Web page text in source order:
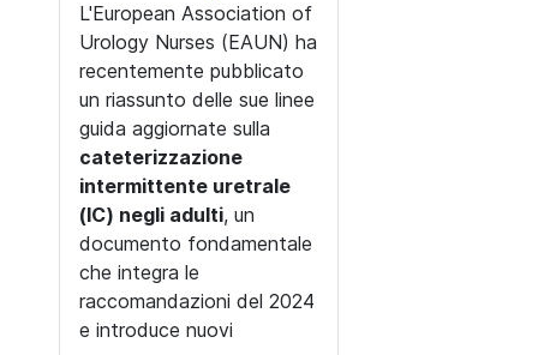
L'European Association of
Urology Nurses (EAUN) ha
recentemente pubblicato
un riassunto delle sue linee
guida aggiornate sulla
cateterizzazione
intermittente uretrale
(IC) negli adulti, un
documento fondamentale
che integra le
raccomandazioni del 2024
e introduce nuovi